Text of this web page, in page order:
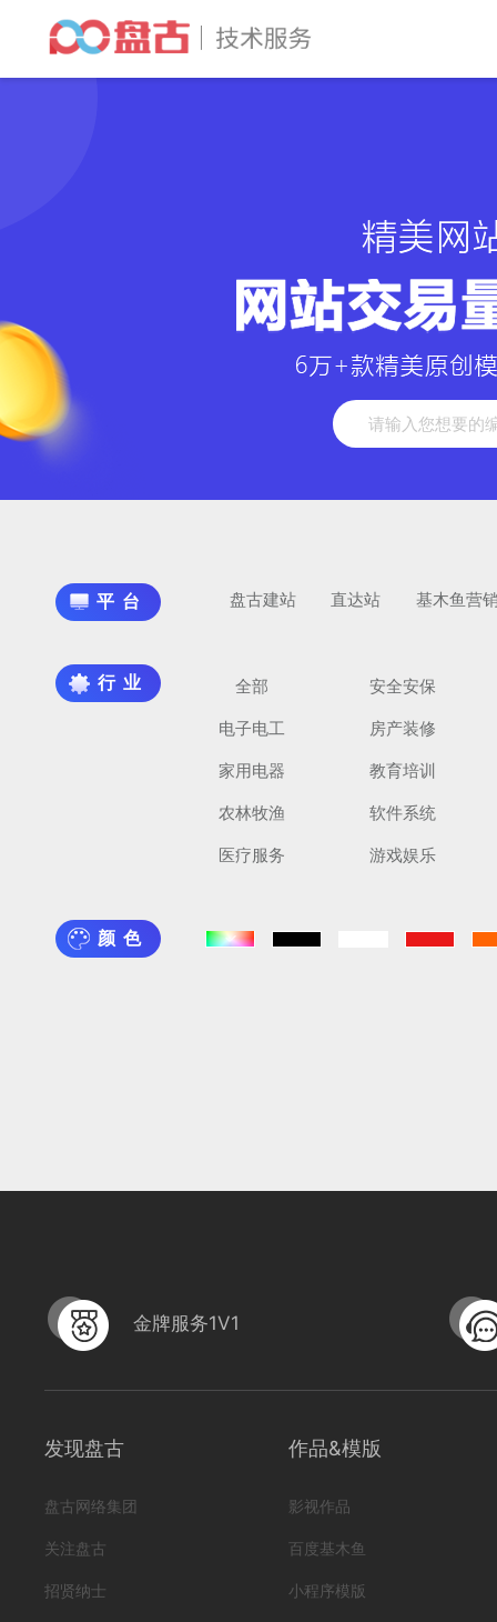
平台 盘古建站 直达站 基木鱼营
行业 全部
安全安保
电子电工
房产装修
家用电器
教育培训
农林牧渔
软件系统
医疗服务
游戏娱乐
颜色
金牌服务1V1
发现盘古
盘古网络集团
关注盘古
招贤纳士
作品&模版
影视作品
百度基木鱼
小程序模版